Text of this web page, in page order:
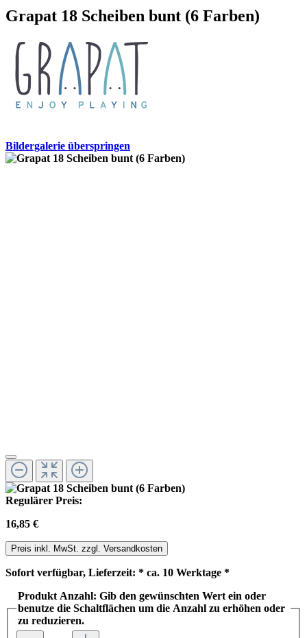
Grapat 18 Scheiben bunt (6 Farben)
Bildergalerie überspringen
Regulärer Preis:
16,85 €
Preis inkl. MwSt. zzgl. Versandkosten
Sofort verfügbar, Lieferzeit: * ca. 10 Werktage *
Produkt Anzahl: Gib den gewünschten Wert ein oder
benutze die Schaltflächen um die Anzahl zu erhöhen oder
zu reduzieren.